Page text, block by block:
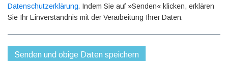
Datenschutzerklärung. Indem Sie auf »Senden« klicken, erklären
Sie Ihr Einverständnis mit der Verarbeitung Ihrer Daten.